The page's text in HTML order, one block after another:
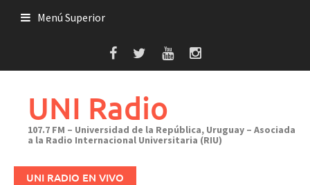
Menú Superior
UNI Radio
107.7 FM – Universidad de la República, Uruguay – Asociada
a la Radio Internacional Universitaria (RIU)
UNI RADIO EN VIVO